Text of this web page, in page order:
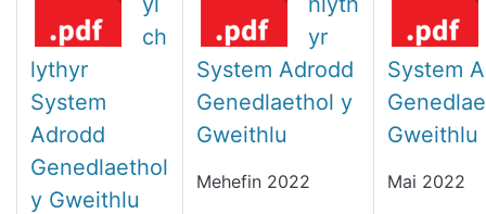
ch
lythyr
System
Adrodd
Genedlaethol
y Gweithlu
yr
System Adrodd
Genedlaethol y
Gweithlu
Mehefin 2022
System
Gweithlu
Mai 2022